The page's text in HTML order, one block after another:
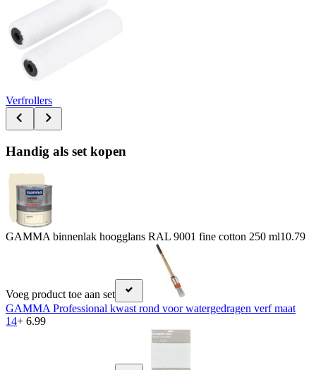
Verfrollers
Handig als set kopen
GAMMA binnenlak hoogglans RAL 9001 fine cotton 250 ml10.79
Voeg product toe aan set
GAMMA Professional kwast rond voor watergedragen verf maat
14+ 6.99